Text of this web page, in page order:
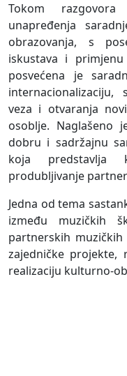
Tokom
unapređenja
obrazovanja, s
iskustava i
posvećena je
veza i otvaranja
osoblje. Naglašeno
dobru i sadržajnu
koja predstavlja
produbljivanje
Jedna od tema
između muzičkih
partnerskih
zajedničke projekte,
realizaciju kulturno-